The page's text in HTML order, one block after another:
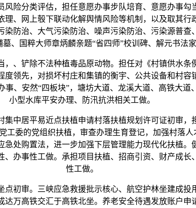
险分类评估，担任意愿办事步队培育、意愿办事
、网上彀下联动化解舆情风险等机制，以及取其
防治、大气污染防治、噪声污染防治、污染源普
国粹大师章炳麟亲题“省四师”校训碑、解元书法
铲除不法种植毒品原动物。担任对《村镇供水条
领先，对损坏村庄和集镇的衡宇、公共设备和村
、安然“四板块”，塘坊大道、龙溪大道、高铁大
小型水库平安办理、防汛抗洪相关工做。
居平易近点扶植申请村落扶植规划许可证初审，
委的党组织扶植，审查办理生育登记，加强村落
处购置法，进一步加强下层管理能力现代化扶植
办事性工做。承担项目扶植、招商引资、财产成
性工做。
审。三峡应急救援批示核心、航空护林坐建成投
万高铁交汇于高铁北坐。养老安全待遇发放账户